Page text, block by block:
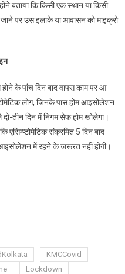
बताया कि किसी एक स्थान या किसी
पर उस इलाके या आवासन को माइक्रो
के पांच दिन बाद वापस काम पर आ
लोग, जिनके पास होम आइसोलेशन
तीन दिन में निगम सेफ होम खोलेगा।
एसिम्प्टोमेटिक संक्रमित 5 दिन बाद
आइसोलेशन में रहने के जरूरत नहीं होगी।
KMCCovid
Lockdown